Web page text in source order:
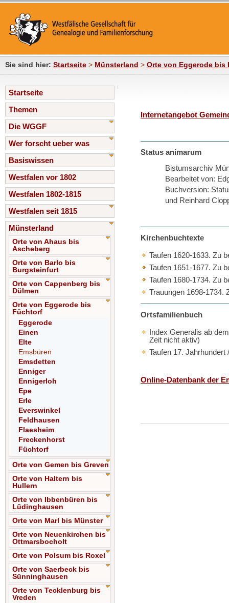
Sie sind hier: Startseite > Münsterland > Orte von Eggerode bis
Startseite
Themen
Die WGGF
Wer forscht ueber was
Basiswissen
Westfalen vor 1802
Westfalen 1802-1815
Westfalen seit 1815
Münsterland
Orte von Ahaus bis
Ascheberg
Orte von Barlo bis
Burgsteinfurt
Orte von Cappenberg bis
Dülmen
Orte von Eggerode bis
Füchtorf
Eggerode
Einen
Elte
Emsbüren
Emsdetten
Enniger
Ennigerloh
Epe
Erle
Everswinkel
Feldhausen
Flaesheim
Freckenhorst
Füchtorf
Orte von Gemen bis Greven
Orte von Haltern bis
Hullern
Orte von Ibbenbüren bis
Lüdinghausen
Orte von Marl bis Münster
Orte von Neuenkirchen bis
Ottmarsbocholt
Orte von Polsum bis Roxel
Orte von Saerbeck bis
Sünninghausen
Orte von Tecklenburg bis
Vreden
Internetangebot
Status animarum
Bistumsarchiv
Bearbeitet von:
Buchversion:
und Reinhard
Kirchenbuchtexte
Taufen 1620-1633. Zu
Taufen 1651-1677. Zu
Taufen 1680-1734. Zu
Trauungen 1698-1734.
Ortsfamilienbuch
Index Generalis ab
Zeit nicht aktiv)
Taufen 17.
Online-Datenbank der